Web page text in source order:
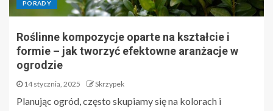
PORADY
Roślinne kompozycje oparte na kształcie i
formie – jak tworzyć efektowne aranżacje w
ogrodzie
14 stycznia, 2025 Skrzypek
Planując ogród, często skupiamy się na kolorach i